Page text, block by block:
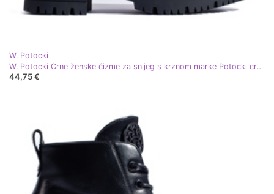
W. Potocki
W. Potocki Crne ženske čizme za snijeg s krznom marke Potocki crna
44,75 €